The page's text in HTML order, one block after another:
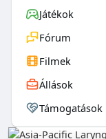
Játékok
Fórum
Filmek
Állások
Támogatások